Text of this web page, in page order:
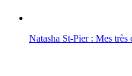
Natasha St-Pier : Mes